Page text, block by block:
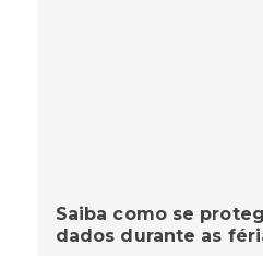
Saiba como se
dados durante as